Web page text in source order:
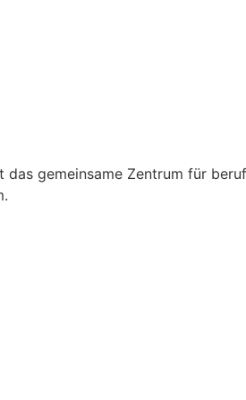
gemeinsame Zentrum für